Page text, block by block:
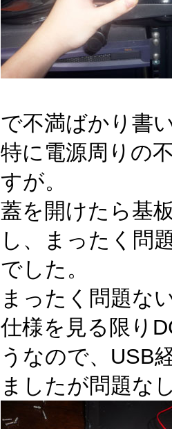
で不満ばかり書
特に電源周りの
すが。
蓋を開けたら基
し、まったく問
でした。
まったく問題な
仕様を見る限り
うなので、USB
ましたが問題な